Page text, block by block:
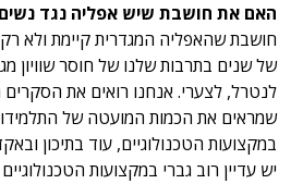
האם את חושבת שיש אפליה נגד
חושבת שהאפליה המגדרית קיימת ולא
של שנים בתרבות שלנו של חוסר שוויון
לנטרל, לצערי. אנחנו רואים את
שמראים את הכמות המועטה של
במקצועות הטכנולוגיים, עוד בתיכון
יש עדיין רוב גברי במקצועות